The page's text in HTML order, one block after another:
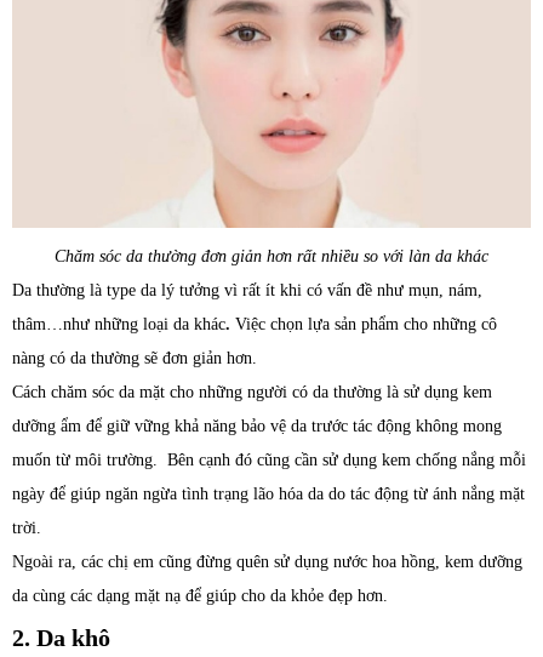
Chăm sóc da thường đơn giản hơn rất nhiều so với làn da khác
Da thường là type da lý tưởng vì rất ít khi có vấn đề như mụn, nám,
thâm…như những loại da khác. Việc chọn lựa sản phẩm cho những cô
nàng có da thường sẽ đơn giản hơn.
Cách chăm sóc da mặt cho những người có da thường là sử dụng kem
dưỡng ẩm để giữ vững khả năng bảo vệ da trước tác động không mong
muốn từ môi trường. Bên cạnh đó cũng cần sử dụng kem chống nắng mỗi
ngày để giúp ngăn ngừa tình trạng lão hóa da do tác động từ ánh nắng mặt
trời.
Ngoài ra, các chị em cũng đừng quên sử dụng nước hoa hồng, kem dưỡng
da cùng các dạng mặt nạ để giúp cho da khỏe đẹp hơn.
2. Da khô